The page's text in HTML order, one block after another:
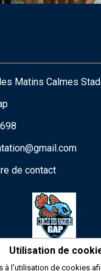
Matins Calmes
de contact
2026
© COMITI -
CGVU
Utilisation de
à l'utilisation de cookies